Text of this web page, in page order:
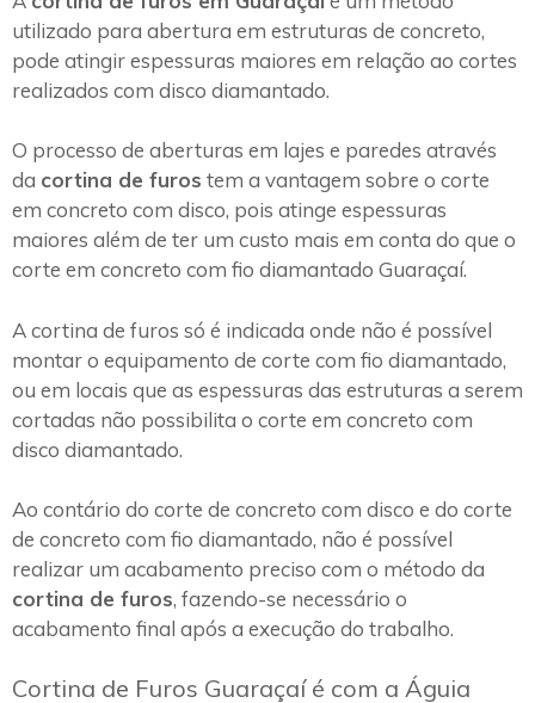
utilizado para abertura em estruturas de concreto,
pode atingir espessuras maiores em relação ao cortes
realizados com disco diamantado.
O processo de aberturas em lajes e paredes através
da cortina de furos tem a vantagem sobre o corte
em concreto com disco, pois atinge espessuras
maiores além de ter um custo mais em conta do que o
corte em concreto com fio diamantado Guaraçaí.
A cortina de furos só é indicada onde não é possível
montar o equipamento de corte com fio diamantado,
ou em locais que as espessuras das estruturas a serem
cortadas não possibilita o corte em concreto com
disco diamantado.
Ao contário do corte de concreto com disco e do corte
de concreto com fio diamantado, não é possível
realizar um acabamento preciso com o método da
cortina de furos, fazendo-se necessário o
acabamento final após a execução do trabalho.
Cortina de Furos Guaraçaí é com a Águia